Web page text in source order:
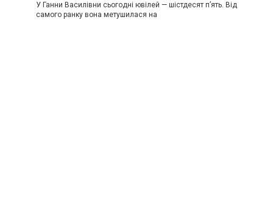
У Ганни Василівни сьогодні ювілей — шістдесят п’ять. Від
самого ранку вона метушилася на